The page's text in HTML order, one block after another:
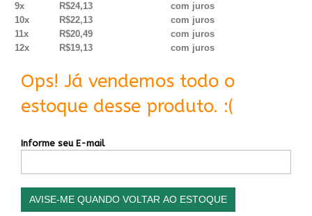
9x
R$24,13
com juros
10x
R$22,13
com juros
11x
R$20,49
com juros
12x
R$19,13 com juros
Ops! Já vendemos todo o
estoque desse produto. :(
Informe seu E-mail
AVISE-ME QUANDO VOLTAR AO ESTOQUE